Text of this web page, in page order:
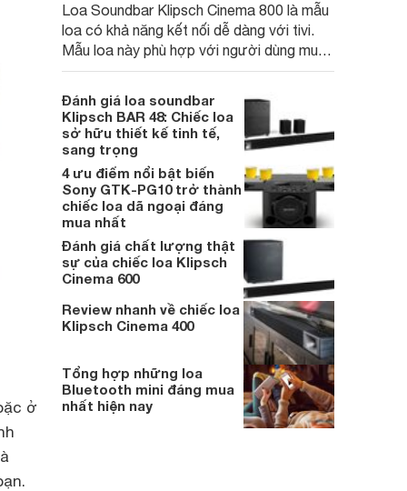
ở
Loa Soundbar Klipsch Cinema 800 là mẫu
loa có khả năng kết nối dễ dàng với tivi.
Mẫu loa này phù hợp với người dùng muốn
tận hưởng âm thanh 3.1 cực đỉnh với
nhạc sôi động một cách ấn tượng hay có
thể hay có thể giúp những cảnh phim hành
động trở nên hoành tráng.
Đánh giá loa soundbar
Klipsch BAR 48: Chiếc loa
sở hữu thiết kế tinh tế,
sang trọng
4 ưu điểm nổi bật biến
Sony GTK-PG10 trở thành
chiếc loa dã ngoại đáng
mua nhất
Đánh giá chất lượng thật
sự của chiếc loa Klipsch
Cinema 600
Review nhanh về chiếc loa
Klipsch Cinema 400
Tổng hợp những loa
Bluetooth mini đáng mua
nhất hiện nay